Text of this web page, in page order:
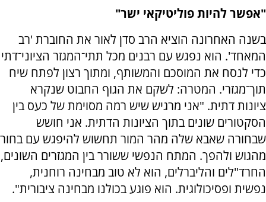
"אפשר להיות פוליטיקאי ישר"
בשנה האחרונה הוציא הרב סדן לאור את החוברת 'רב
המאחד'. הוא נפגש עם רבנים מכל תתי־המגזר הציוני־דתי
כדי לנסח את המוסכם והמשותף, ומתוך רצון לפתח שיח
תוך־מגזרי. המטרה: לשקם את הגוף החבוט שנקרא
ציונות דתית. "אני מרגיש שיש רמה מסוימת של כעס בין
הסקטורים שונים בתוך הציונות הדתית. אני חושש
שבחורה שאבא שלה מהר המור תחשוש להיפגש עם בחור
מהגוש ולהפך. המתח הנפשי ששורר בין המגזרים השונים,
החרד"לים והליברלים, הוא לא טוב מבחינה רוחנית,
נפשית ופסיכולוגית. הוא פוגע בכולנו מבחינה ציבורית".